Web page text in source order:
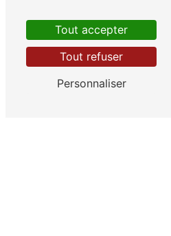
Tout accepter
Tout refuser
Personnaliser